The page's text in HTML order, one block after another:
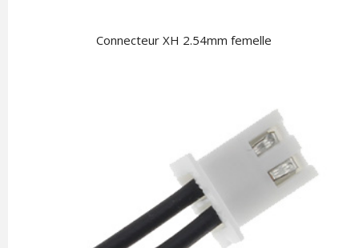
Connecteur XH 2.54mm femelle